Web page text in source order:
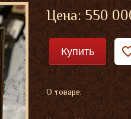
Цена:550
Купить
О товаре: